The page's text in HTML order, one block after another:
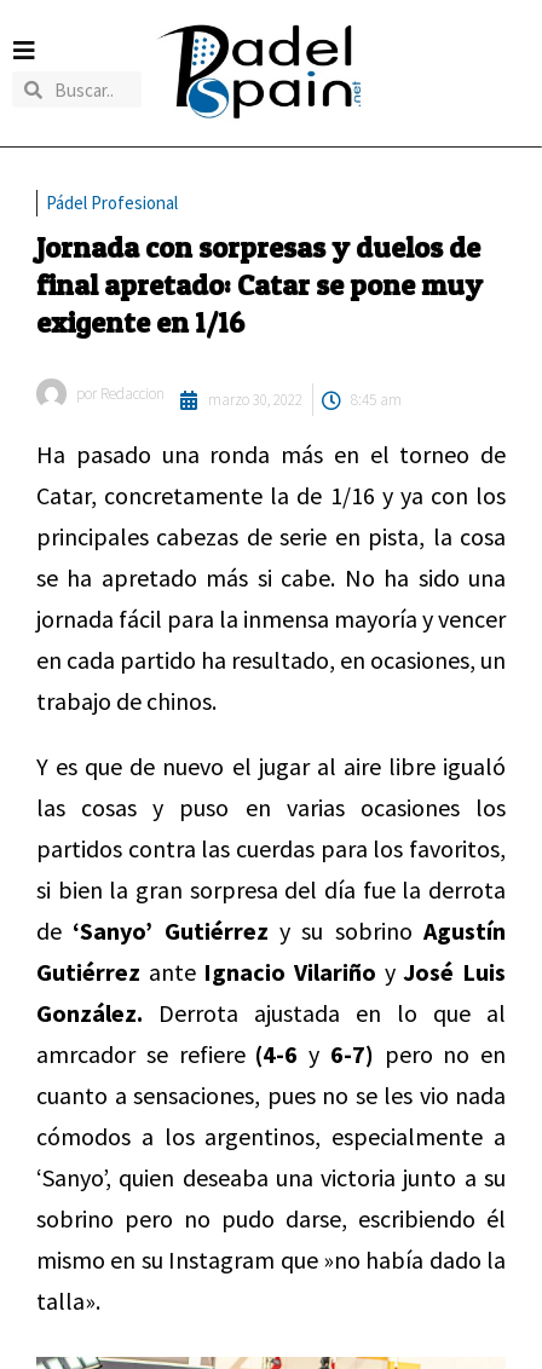
Pádel Profesional
Jornada con sorpresas y duelos de
final apretado: Catar se pone muy
exigente en 1/16
por Redaccion marzo 30, 2022 8:45 am
Ha pasado una ronda más en el torneo de
Catar, concretamente la de 1/16 y ya con los
principales cabezas de serie en pista, la cosa
se ha apretado más si cabe. No ha sido una
jornada fácil para la inmensa mayoría y vencer
en cada partido ha resultado, en ocasiones, un
trabajo de chinos.
Y es que de nuevo el jugar al aire libre igualó
las cosas y puso en varias ocasiones los
partidos contra las cuerdas para los favoritos,
si bien la gran sorpresa del día fue la derrota
de ‘Sanyo’ Gutiérrez y su sobrinoAgustín
Gutiérrez ante Ignacio Vilariño yJosé Luis
González. Derrota ajustada en lo que al
amrcador se refiere (4-6 y 6-7) pero no en
cuanto a sensaciones, pues no se les vio nada
cómodos a los argentinos, especialmente a
‘Sanyo’, quien deseaba una victoria junto a su
sobrino pero no pudo darse, escribiendo él
mismo en su Instagram que »no había dado la
talla».